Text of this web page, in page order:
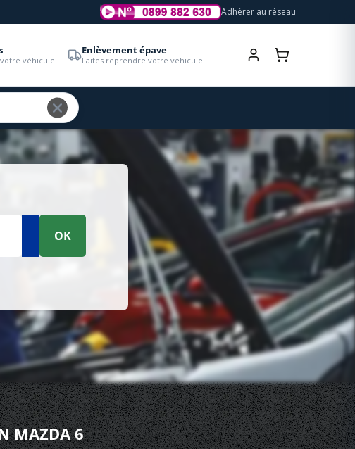
Adhérer au réseau
véhicule
Enlèvement épave
Faites reprendre votre véhicule
OK
MAZDA 6